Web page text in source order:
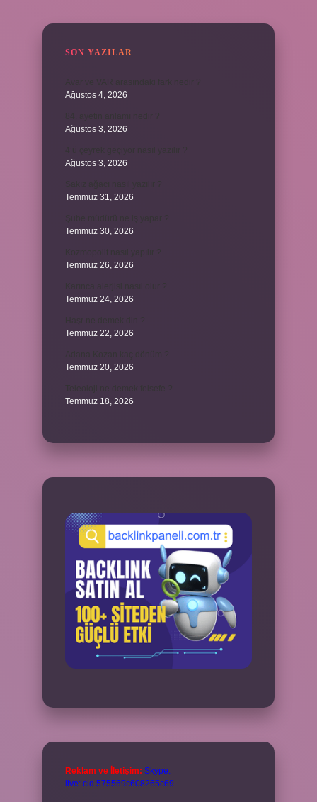
SON YAZILAR
Ağustos 4, 2026
Ağustos 3, 2026
Ağustos 3, 2026
Temmuz 31, 2026
Temmuz 30, 2026
Temmuz 26, 2026
Temmuz 24, 2026
Temmuz 22, 2026
Temmuz 20, 2026
Temmuz 18, 2026
Reklam ve İletişim: Skype:
live:.cid.575569c608265c69